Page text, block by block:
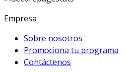
Empresa
Sobre nosotros
Promociona tu programa
Contáctenos